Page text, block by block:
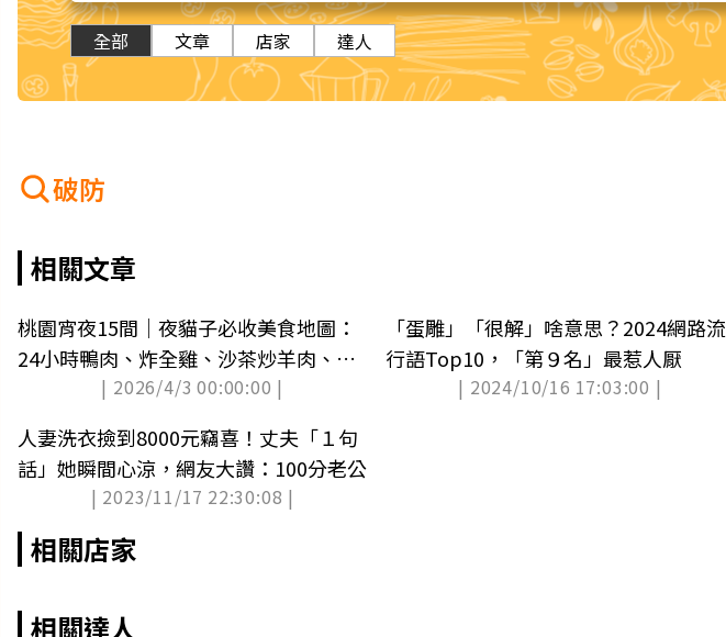
全部 文章 店家 達人
破防
相關文章
桃園宵夜15間｜夜貓子必收美食地圖：
24小時鴨肉、炸全雞、沙茶炒羊肉、三
杯滷味炒泡麵| 2026/4/3 00:00:00 |
「蛋雕」「很解」啥意思？2024網路流
行語Top10，「第９名」最惹人厭
| 2024/10/16 17:03:00 |
人妻洗衣撿到8000元竊喜！丈夫「１句
話」她瞬間心涼，網友大讚：100分老公
| 2023/11/17 22:30:08 |
相關店家
相關達人